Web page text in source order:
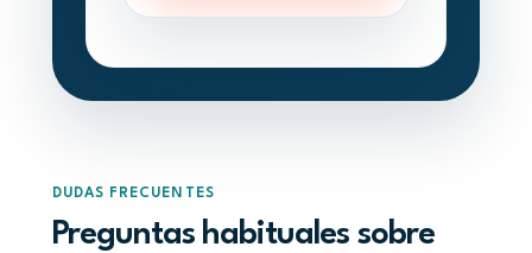
DUDAS FRECUENTES
Preguntas habituales sobre